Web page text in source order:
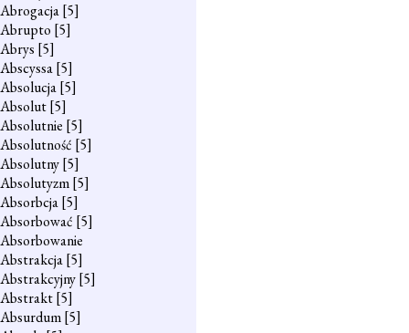
Abrogacja[5]
Abrupto [5]
Abrys [5]
Abscyssa[5]
Absolucja[5]
Absolut[5]
Absolutnie [5]
Absolutność [5]
Absolutny[5]
Absolutyzm[5]
Absorbcja[5]
Absorbować [5]
Absorbowanie
Abstrakcja[5]
Abstrakcyjny[5]
Abstrakt[5]
Absurdum[5]